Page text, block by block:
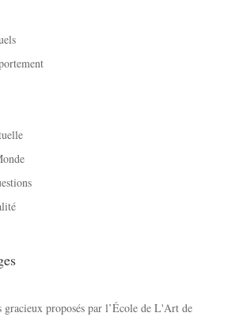
gracieux proposés par l’École de L'Art de